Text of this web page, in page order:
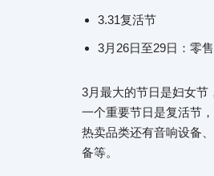
3.31复活节
3月26日至29日：零
3月最大的节日是妇女节
一个重要节日是复活节
热卖品类还有音响设备
备等。